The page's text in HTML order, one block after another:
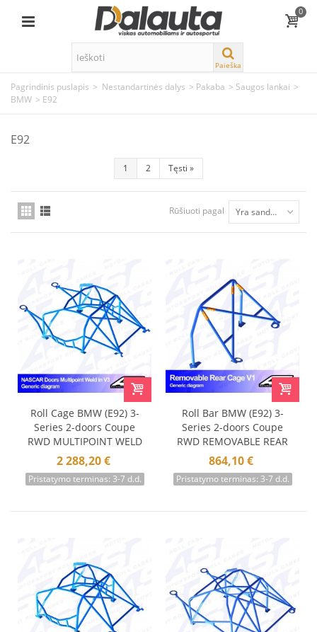
0
Paieška
Pagrindinis puslapis > Nestandartinės dalys > Pakaba > Saugos lankai >
BMW > E92
E92
1 2 Tęsti »
Rūšiuoti pagal Yra sandėlyje
Roll Cage BMW (E92) 3-
Series 2-doors Coupe
RWD MULTIPOINT WELD
IN V3 NASCAR-door
2 288,20 €
Pristatymo terminas: 3-7 d.d.
Roll Bar BMW (E92) 3-
Series 2-doors Coupe
RWD REMOVABLE REAR
CAGE V1
864,10 €
Pristatymo terminas: 3-7 d.d.